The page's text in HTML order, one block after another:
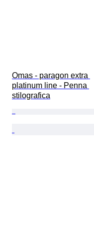
Omas - paragon extra
platinum line - Penna
stilografica